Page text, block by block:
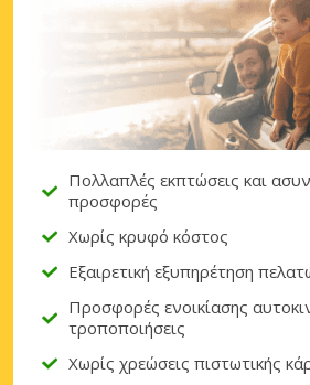
Πολλαπλές εκπτώσεις και
προσφορές
Χωρίς κρυφό κόστος
Εξαιρετική εξυπηρέτηση
Προσφορές ενοικίασης
τροποποιήσεις
Χωρίς χρεώσεις πιστωτικής